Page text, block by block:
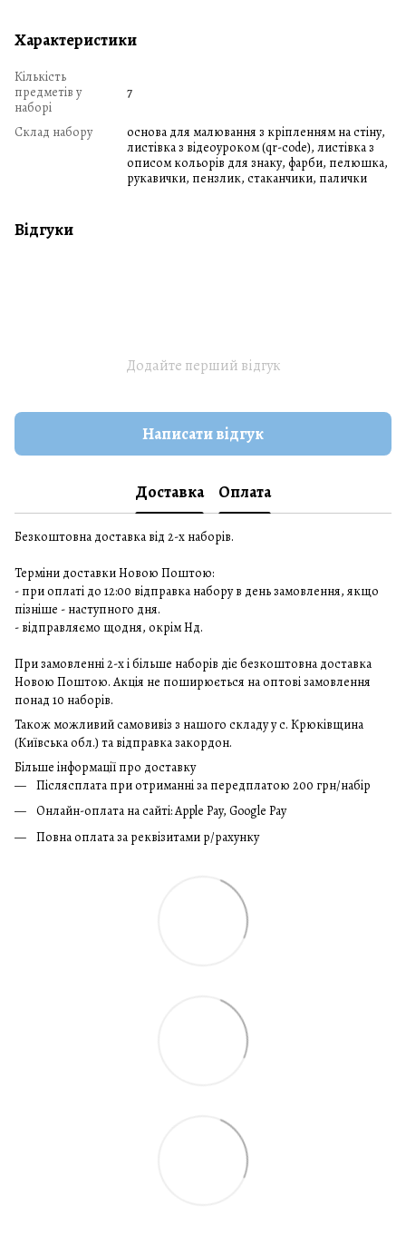
Характеристики
Кількість
предметів у
наборі
7
Склад набору
основа для малювання з кріпленням на стіну,
листівка з відеоуроком (qr-code), листівка з
описом кольорів для знаку, фарби, пелюшка,
рукавички, пензлик, стаканчики, палички
Відгуки
Додайте перший відгук
Написати відгук
Доставка Оплата
Безкоштовна доставка від 2-х наборів.
Терміни доставки Новою Поштою:
- при оплаті до 12:00 відправка набору в день замовлення, якщо
пізніше - наступного дня.
- відправляємо щодня, окрім Нд.
При замовленні 2-х і більше наборів діє безкоштовна доставка
Новою Поштою. Акція не поширюється на оптові замовлення
понад 10 наборів.
Також можливий самовивіз з нашого складу у с. Крюківщина
(Київська обл.) та відправка закордон.
Більше інформації про доставку
Післясплата при отриманні за передплатою 200 грн/набір
Онлайн-оплата на сайті: Apple Pay, Google Pay
Повна оплата за реквізитами р/рахунку